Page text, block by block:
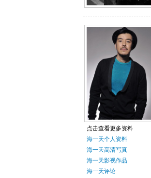
点击查看更多资料
海一天个人资料
海一天高清写真
海一天影视作品
海一天评论